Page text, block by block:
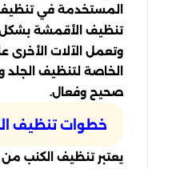
المستخدمة في تنظيف
تنظيف الأقمشة بشكل
وتعمل الآلات الأخرى
الخاصة لتنظيف
صحيح وفعال.
خطوات تنظيف
يعتبر تنظيف الكنب